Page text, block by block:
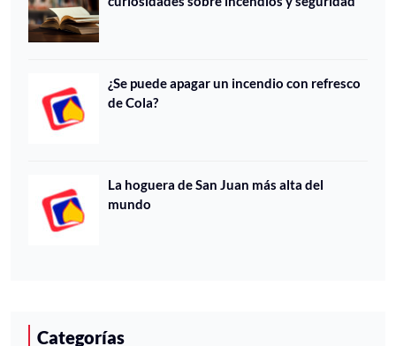
¿Se puede apagar un incendio con refresco
de Cola?
La hoguera de San Juan más alta del
mundo
Categorías